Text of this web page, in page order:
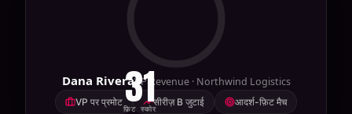
94
फ़िट स्कोर
Dana RiveraVP Revenue · Northwind Logistics
VP पर प्रमोट सीरीज़ B जुटाई आदर्श-फ़िट मैच